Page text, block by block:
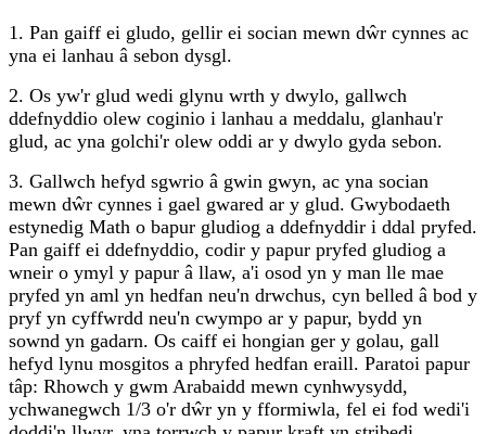
1. Pan gaiff ei gludo, gellir ei socian mewn dŵr cynnes ac
yna ei lanhau â sebon dysgl.
2. Os yw'r glud wedi glynu wrth y dwylo, gallwch
ddefnyddio olew coginio i lanhau a meddalu, glanhau'r
glud, ac yna golchi'r olew oddi ar y dwylo gyda sebon.
3. Gallwch hefyd sgwrio â gwin gwyn, ac yna socian
mewn dŵr cynnes i gael gwared ar y glud. Gwybodaeth
estynedig Math o bapur gludiog a ddefnyddir i ddal pryfed.
Pan gaiff ei ddefnyddio, codir y papur pryfed gludiog a
wneir o ymyl y papur â llaw, a'i osod yn y man lle mae
pryfed yn aml yn hedfan neu'n drwchus, cyn belled â bod y
pryf yn cyffwrdd neu'n cwympo ar y papur, bydd yn
sownd yn gadarn. Os caiff ei hongian ger y golau, gall
hefyd lynu mosgitos a phryfed hedfan eraill. Paratoi papur
tâp: Rhowch y gwm Arabaidd mewn cynhwysydd,
ychwanegwch 1/3 o'r dŵr yn y fformiwla, fel ei fod wedi'i